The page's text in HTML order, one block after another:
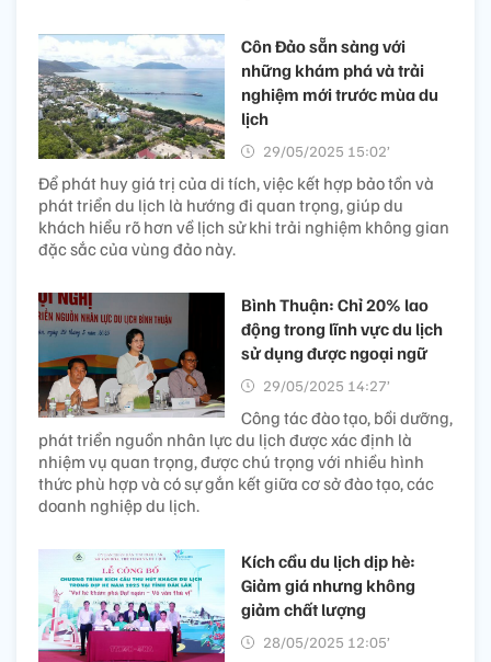
Côn Đảo sẵn sàng với
những khám phá và trải
nghiệm mới trước mùa du
lịch
29/05/2025 15:02’
Để phát huy giá trị của di tích, việc kết hợp bảo tồn và
phát triển du lịch là hướng đi quan trọng, giúp du
khách hiểu rõ hơn về lịch sử khi trải nghiệm không gian
đặc sắc của vùng đảo này.
Bình Thuận: Chỉ 20% lao
động trong lĩnh vực du lịch
sử dụng được ngoại ngữ
29/05/2025 14:27’
Công tác đào tạo, bồi dưỡng,
phát triển nguồn nhân lực du lịch được xác định là
nhiệm vụ quan trọng, được chú trọng với nhiều hình
thức phù hợp và có sự gắn kết giữa cơ sở đào tạo, các
doanh nghiệp du lịch.
Kích cầu du lịch dịp hè:
Giảm giá nhưng không
giảm chất lượng
28/05/2025 12:05’